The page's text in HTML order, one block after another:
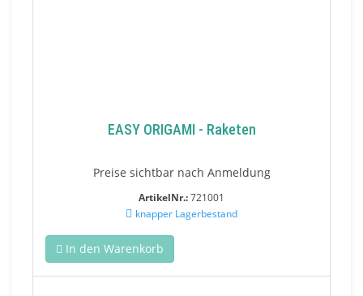
EASY ORIGAMI - Raketen
Preise sichtbar nach Anmeldung
ArtikelNr.:721001
knapper Lagerbestand
In den Warenkorb